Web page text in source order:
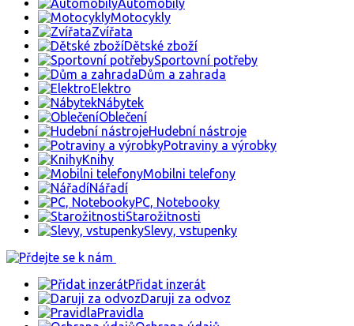
Automobily
Motocykly
Zvířata
Dětské zboží
Sportovní potřeby
Dům a zahrada
Elektro
Nábytek
Oblečení
Hudební nástroje
Potraviny a výrobky
Knihy
Mobilni telefony
Nářadí
PC, Notebooky
Starožitnosti
Slevy, vstupenky
Přidat inzerát
Daruji za odvoz
Pravidla